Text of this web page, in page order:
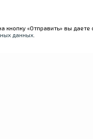
кнопку «Отправить» вы даете
данных.